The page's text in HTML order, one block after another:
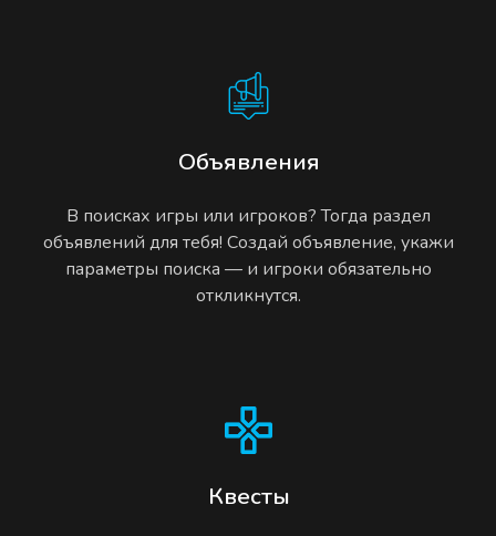
Объявления
В поисках игры или игроков? Тогда раздел
объявлений для тебя! Создай объявление, укажи
параметры поиска — и игроки обязательно
откликнутся.
Квесты